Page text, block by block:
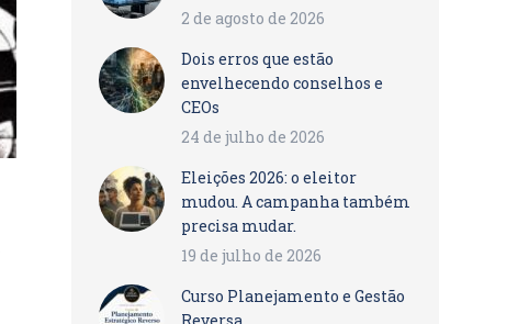
2 de agosto de 2026
Dois erros que estão
envelhecendo conselhos e
CEOs
24 de julho de 2026
Eleições 2026: o eleitor
mudou. A campanha também
precisa mudar.
19 de julho de 2026
Curso Planejamento e Gestão